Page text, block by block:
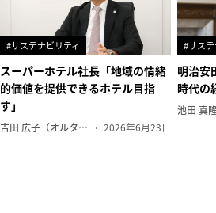
#サステナビリティ
スーパーホテル社長「地域の情緒
的価値を提供できるホテル目指
す」
吉田 広子（オルタナ輪番編集長） 2026年6月23日
#サステ
明治安
時代の